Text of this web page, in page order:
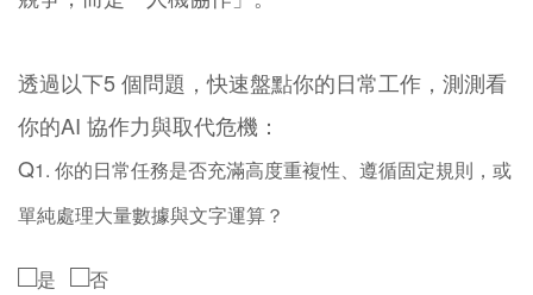
透過以下5 個問題，快速盤點你的日常工作，測測看
你的AI 協作力與取代危機：
Q1. 你的日常任務是否充滿高度重複性、遵循固定規則，或
單純處理大量數據與文字運算？
□是 □否